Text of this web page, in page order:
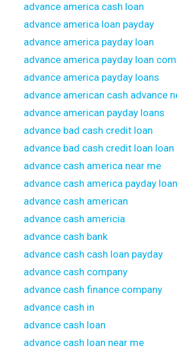
advance america cash loan
advance america loan payday
advance america payday loan
advance america payday loan
advance america payday loans
advance american cash advance
advance american payday loans
advance bad cash credit loan
advance bad cash credit loan loan
advance cash america near me
advance cash america payday loan
advance cash american
advance cash americia
advance cash bank
advance cash cash loan payday
advance cash company
advance cash finance company
advance cash in
advance cash loan
advance cash loan near me